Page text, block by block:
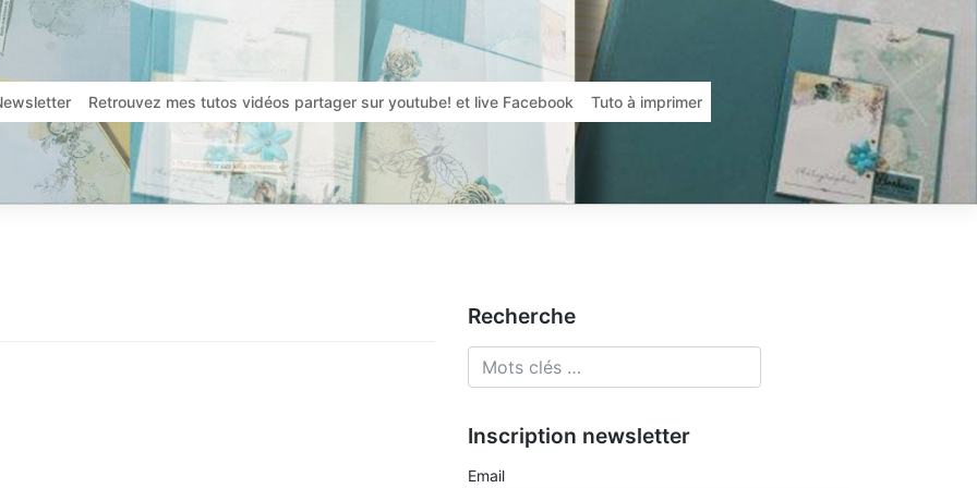
Retrouvez mes tutos vidéos partager sur youtube! et live Facebook Tuto à imprimer
Recherche
Inscription newsletter
Email